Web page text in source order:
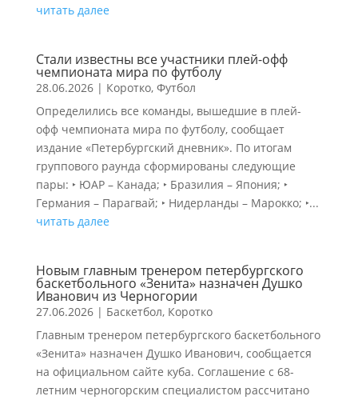
читать далее
Стали известны все участники плей-офф
чемпионата мира по футболу
28.06.2026| Коротко, Футбол
Определились все команды, вышедшие в плей-
офф чемпионата мира по футболу, сообщает
издание «Петербургский дневник». По итогам
группового раунда сформированы следующие
пары: ‣ ЮАР – Канада; ‣ Бразилия – Япония; ‣
Германия – Парагвай; ‣ Нидерланды – Марокко; ‣...
читать далее
Новым главным тренером петербургского
баскетбольного «Зенита» назначен Душко
Иванович из Черногории
27.06.2026| Баскетбол, Коротко
Главным тренером петербургского баскетбольного
«Зенита» назначен Душко Иванович, сообщается
на официальном сайте куба. Соглашение с 68-
летним черногорским специалистом рассчитано